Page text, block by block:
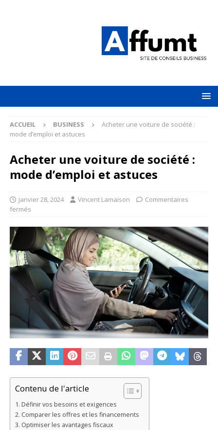
ACCUEIL BUSINESS
Acheter une voiture de société :
mode d’emploi et astuces
Acheter une voiture de société :
mode d’emploi et astuces
janvier 28, 2024 Vincent Lamaison
Commentaires
fermés
Contenu de l'article
Définir vos besoins et exigences
Comparer les offres et les financements
Optimiser les avantages fiscaux